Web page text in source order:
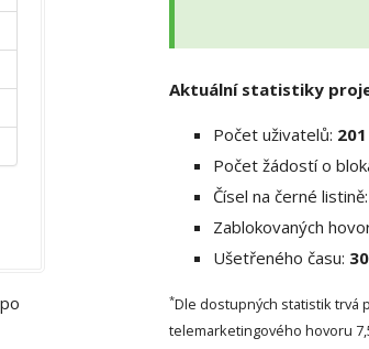
Aktuální statistiky
Počet uživatelů:
Počet žádostí o
Čísel na černé listině:
Zablokovaných
Ušetřeného času:
*Dle dostupných statistik trvá
telemarketingového hovoru